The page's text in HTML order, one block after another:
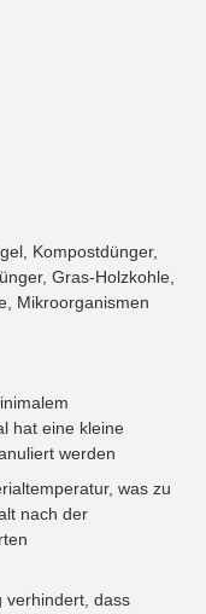
Kompostdünger,
Gras-Holzkohle,
Mikroorganismen
hat eine kleine
werden
was zu
nach der
verhindert, dass